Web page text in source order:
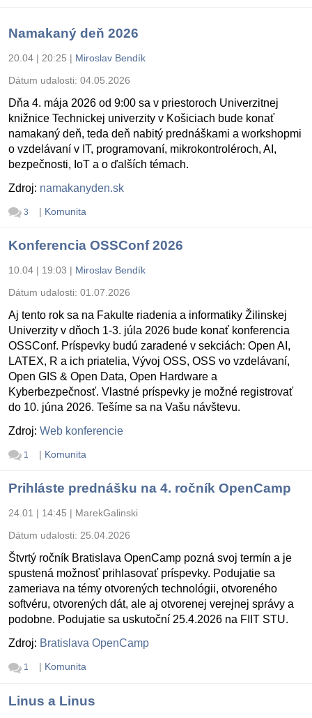
Namakaný deň 2026
20.04 | 20:25 | Miroslav Bendík
Dátum udalosti: 04.05.2026
Dňa 4. mája 2026 od 9:00 sa v priestoroch Univerzitnej
knižnice Technickej univerzity v Košiciach bude konať
namakaný deň, teda deň nabitý prednáškami a workshopmi
o vzdelávaní v IT, programovaní, mikrokontroléroch, AI,
bezpečnosti, IoT a o ďalších témach.
Zdroj: namakanyden.sk
3 | Komunita
Konferencia OSSConf 2026
10.04 | 19:03 | Miroslav Bendík
Dátum udalosti: 01.07.2026
Aj tento rok sa na Fakulte riadenia a informatiky Žilinskej
Univerzity v dňoch 1-3. júla 2026 bude konať konferencia
OSSConf. Príspevky budú zaradené v sekciách: Open AI,
LATEX, R a ich priatelia, Vývoj OSS, OSS vo vzdelávaní,
Open GIS & Open Data, Open Hardware a
Kyberbezpečnosť. Vlastné príspevky je možné registrovať
do 10. júna 2026. Tešíme sa na Vašu návštevu.
Zdroj: Web konferencie
1 | Komunita
Prihláste prednášku na 4. ročník OpenCamp
24.01 | 14:45 | MarekGalinski
Dátum udalosti: 25.04.2026
Štvrtý ročník Bratislava OpenCamp pozná svoj termín a je
spustená možnosť prihlasovať príspevky. Podujatie sa
zameriava na témy otvorených technológii, otvoreného
softvéru, otvorených dát, ale aj otvorenej verejnej správy a
podobne. Podujatie sa uskutoční 25.4.2026 na FIIT STU.
Zdroj: Bratislava OpenCamp
1 | Komunita
Linus a Linus